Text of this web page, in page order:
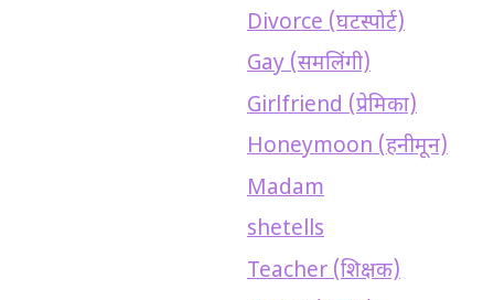
Divorce (घटस्पोर्ट)
Gay (समलिंगी)
Girlfriend (प्रेमिका)
Honeymoon (हनीमून)
Madam
shetells
Teacher (शिक्षक)